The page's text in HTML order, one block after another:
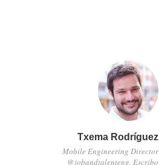
Txema Rodríguez
Mobile Engineering Director
@jobandtalenteng. Escribo